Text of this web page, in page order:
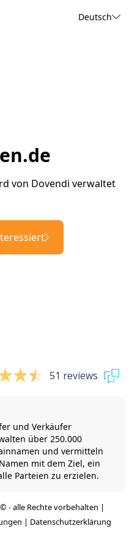
Deutsch
von Dovendi verwaltet
51 reviews
und Verkäufer
über 250.000
und vermitteln
mit dem Ziel, ein
Parteien zu erzielen.
- alle Rechte vorbehalten |
| Datenschutzerklärung